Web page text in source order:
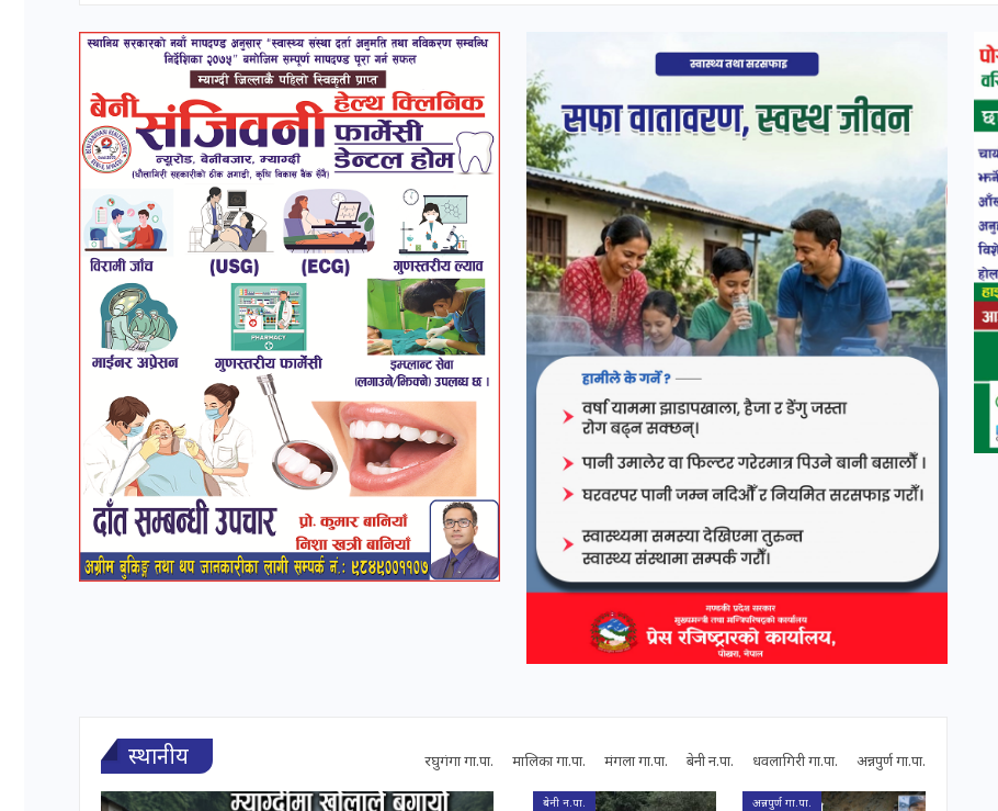
स्थानीय अन्नपुर्ण गा.पा.
धवलागिरी गा.पा.
बेनी न.पा.
मंगला गा.पा.
मालिका गा.पा.
रघुगंगा गा.पा.
बेनी न.पा. अन्नपुर्ण गा.पा.